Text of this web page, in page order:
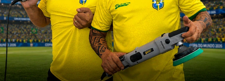
DE LED